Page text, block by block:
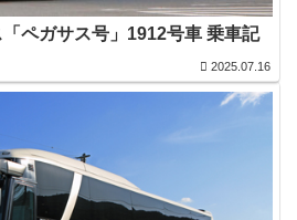
ペガサス号」1912号車 乗車記
2025.07.16